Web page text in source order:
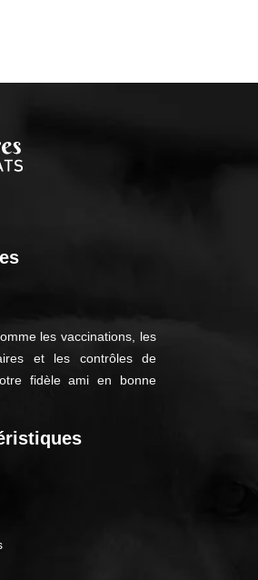
les vaccinations, les
et les contrôles de
fidèle ami en bonne